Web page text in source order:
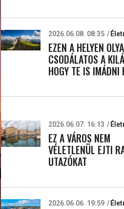
2026.06.08. 08:35
EZEN A HELYEN
CSODÁLATOS A
HOGY TE IS IMÁDNI
2026.06.07. 16:13
EZ A VÁROS NEM
VÉLETLENÜL EJTI
UTAZÓKAT
2026.06.06. 19:59